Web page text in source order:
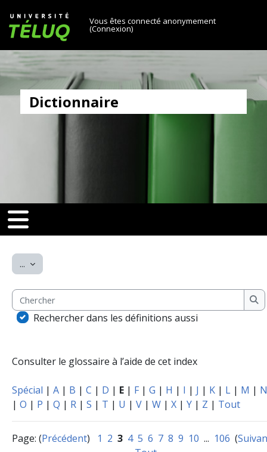
Université TÉLUQ
Vous êtes connecté anonymement
(Connexion)
Dictionnaire
[[nav-toggle]]
toggle]]
... Exporter des articles
Chercher
Rechercher dans les définitions aussi
Consulter le glossaire à l’aide de cet index
Spécial | A | B | C | D | E | F | G | H | I | J | K | L | M | N
| O | P | Q | R | S | T | U | V | W | X | Y | Z | Tout
Page: (Précédent) 1 2 3 4 5 6 7 8 9 10 ... 106 (